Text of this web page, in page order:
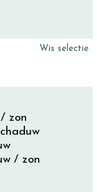
Wis selectie
zon
/ zon